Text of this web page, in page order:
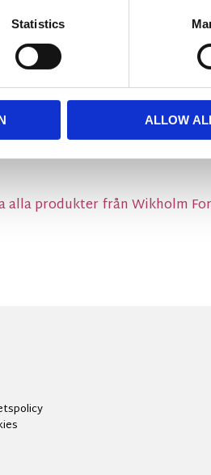
Statistics
ALLOW
och fin ampel med plastad
en grön växt blir detta en
en harmonisk känsla i
OCH SPECIFIKATIONER
alla produkter från Wikholm